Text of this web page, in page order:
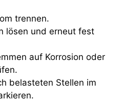
trennen.
lösen und erneut fest
auf Korrosion oder
belasteten Stellen im